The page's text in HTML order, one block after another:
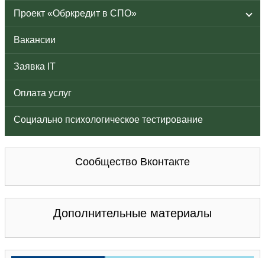
Проект «Обркредит в СПО»
Вакансии
Заявка IT
Оплата услуг
Социально психологическое тестирование
Сообщество Вконтакте
Дополнительные материалы